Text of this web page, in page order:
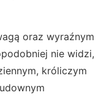
oraz wyraźnym
nie widzi,
króliczym